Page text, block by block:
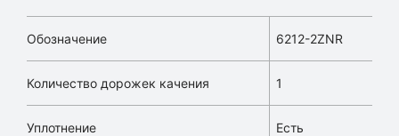
Обозначение 6212-2ZNR
Количество дорожек качения 1
Уплотнение Есть